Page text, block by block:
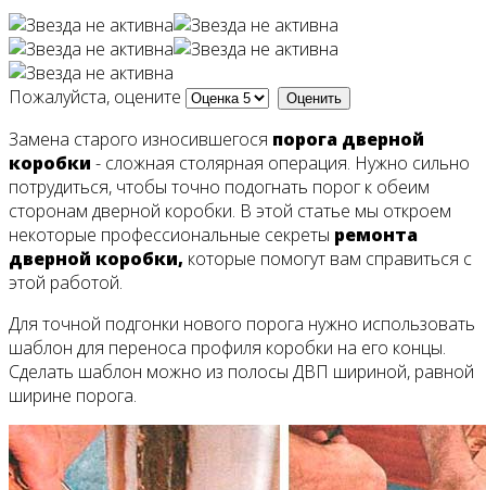
Пожалуйста, оцените
Замена старого износившегося порога дверной
коробки - сложная столярная операция. Нужно сильно
потрудиться, чтобы точно подогнать порог к обеим
сторонам дверной коробки. В этой статье мы откроем
некоторые профессиональные секреты ремонта
дверной коробки, которые помогут вам справиться с
этой работой.
Для точной подгонки нового поро­га нужно использовать
шаблон для пе­реноса профиля коробки на его концы.
Сделать шаблон можно из полосы ДВП шири­ной, равной
ширине порога.